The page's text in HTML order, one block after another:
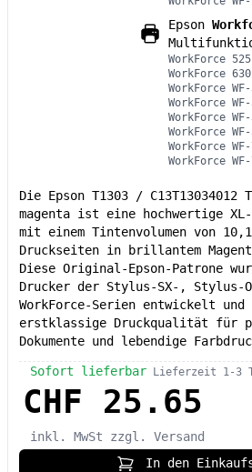
Epson
WorkForce 525
WorkForce 630
WorkForce
WorkForce WF-
WorkForce WF-
WorkForce WF-
WorkForce
WorkForce
Die Epson T1303 / C13T13034012
magenta ist eine hochwertige
mit einem Tintenvolumen von
Druckseiten in brillantem
Diese Original-Epson-Patrone
Drucker der Stylus-SX-, Stylus-
WorkForce-Serien entwickelt
erstklassige Druckqualität für
Dokumente und lebendige
Sofort lieferbar Lieferzeit 1-3
CHF 25.65
inkl. MwSt
zzgl. Versand
In den